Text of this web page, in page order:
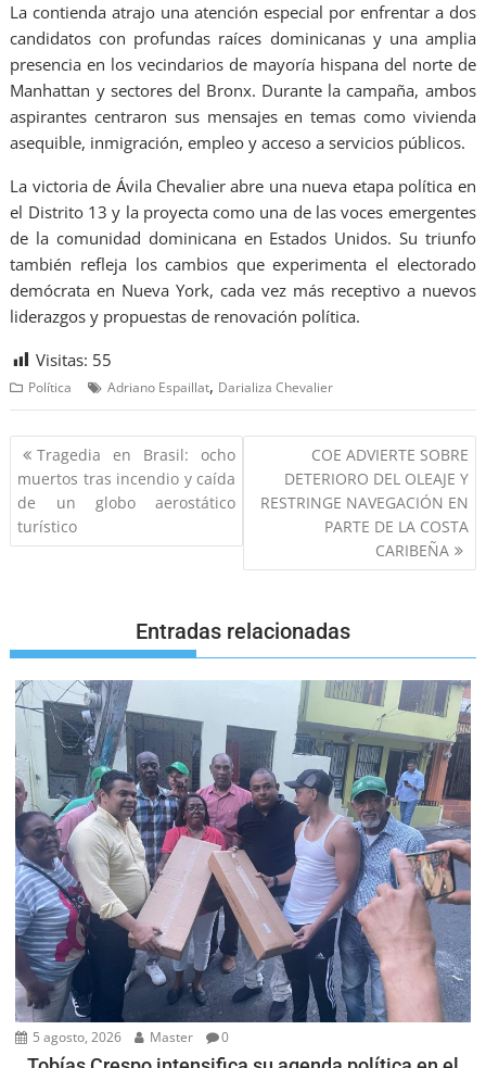
La contienda atrajo una atención especial por enfrentar a dos
candidatos con profundas raíces dominicanas y una amplia
presencia en los vecindarios de mayoría hispana del norte de
Manhattan y sectores del Bronx. Durante la campaña, ambos
aspirantes centraron sus mensajes en temas como vivienda
asequible, inmigración, empleo y acceso a servicios públicos.
La victoria de Ávila Chevalier abre una nueva etapa política en
el Distrito 13 y la proyecta como una de las voces emergentes
de la comunidad dominicana en Estados Unidos. Su triunfo
también refleja los cambios que experimenta el electorado
demócrata en Nueva York, cada vez más receptivo a nuevos
liderazgos y propuestas de renovación política.
Visitas: 55
Política Adriano Espaillat, Darializa Chevalier
Tragedia en Brasil: ocho
muertos tras incendio y caída
de un globo aerostático
turístico
COE ADVIERTE SOBRE
DETERIORO DEL OLEAJE Y
RESTRINGE NAVEGACIÓN EN
PARTE DE LA COSTA
CARIBEÑA
Entradas relacionadas
5 agosto, 2026 Master 0